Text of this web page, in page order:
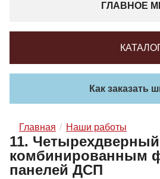
ГЛАВНОЕ
Как заказать
Главная Наши работы
11.
комбинированным
панелей ДСП